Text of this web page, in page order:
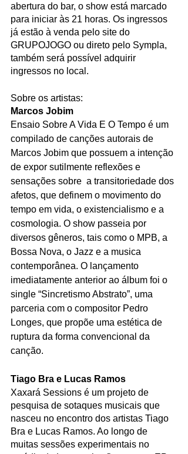
abertura do bar, o show está marcado
para iniciar às 21 horas. Os ingressos
já estão à venda pelo site do
GRUPOJOGO ou direto pelo Sympla,
também será possível adquirir
ingressos no local.
Sobre os artistas:
Marcos Jobim
Ensaio Sobre A Vida E O Tempo é um
compilado de canções autorais de
Marcos Jobim que possuem a intenção
de expor sutilmente reflexões e
sensações sobre  a transitoriedade dos
afetos, que definem o movimento do
tempo em vida, o existencialismo e a
cosmologia. O show passeia por
diversos gêneros, tais como o MPB, a
Bossa Nova, o Jazz e a musica
contemporânea. O lançamento
imediatamente anterior ao álbum foi o
single “Sincretismo Abstrato”, uma
parceria com o compositor Pedro
Longes, que propõe uma estética de
ruptura da forma convencional da
canção.
Tiago Bra e Lucas Ramos
Xaxará Sessions é um projeto de
pesquisa de sotaques musicais que
nasceu no encontro dos artistas Tiago
Bra e Lucas Ramos. Ao longo de
muitas sessões experimentais no